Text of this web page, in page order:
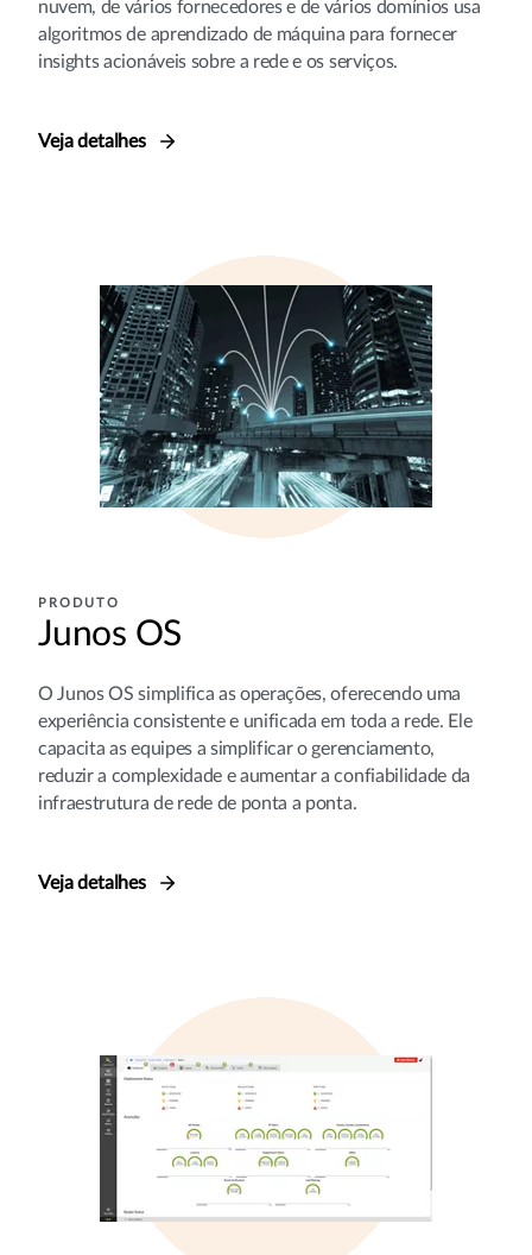
nuvem, de vários fornecedores e de vários domínios usa
algoritmos de aprendizado de máquina para fornecer
insights acionáveis sobre a rede e os serviços.
Veja detalhes
PRODUTO
Junos OS
O Junos OS simplifica as operações, oferecendo uma
experiência consistente e unificada em toda a rede. Ele
capacita as equipes a simplificar o gerenciamento,
reduzir a complexidade e aumentar a confiabilidade da
infraestrutura de rede de ponta a ponta.
Veja detalhes